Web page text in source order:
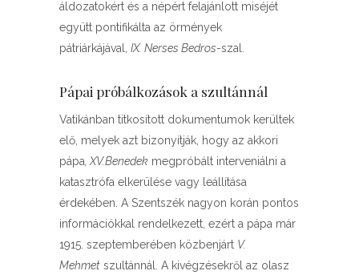
áldozatokért és a népért felajánlott miséjét
együtt pontifikálta az örmények
pátriárkájával, IX. Nerses Bedros-szal.
Pápai próbálkozások a szultánnál
Vatikánban titkosított dokumentumok kerültek
elő, melyek azt bizonyítják, hogy az akkori
pápa , XV.Benedek megpróbált interveniálni a
katasztrófa elkerülése vagy leállítása
érdekében. A Szentszék nagyon korán pontos
információkkal rendelkezett, ezért a pápa már
1915. szeptemberében közbenjárt V.
Mehmet szultánnál. A kivégzésekről az olasz